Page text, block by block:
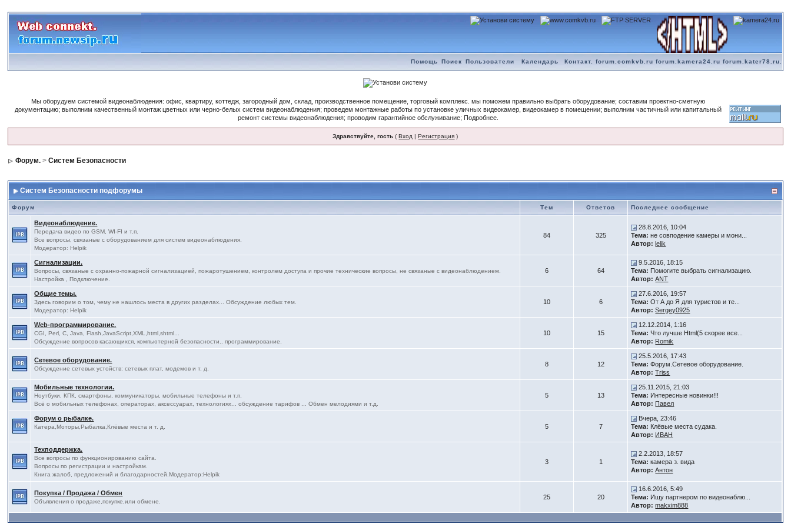
Помощь Поиск Пользователи Календарь Контакт. forum.comkvb.ru forum.kamera24.ru forum.kater78.ru.
Мы оборудуем системой видеонаблюдения: офис, квартиру, коттедж, загородный дом, склад, производственное помещение, торговый комплекс. мы поможем правильно выбрать оборудование; составим проектно-сметную
документацию; выполним качественный монтаж цветных или черно-белых систем видеонаблюдения; проведем монтажные работы по установке уличных видеокамер, видеокамер в помещении; выполним частичный или капитальный
ремонт системы видеонаблюдения; проводим гарантийное обслуживание; Подробнее.
Здравствуйте, гость (Вход |Регистрация )
Форум. >Систем Безопасности
Систем Безопасности подфорумы
Форум Тем Ответов Последнее сообщение
Видеонаблюдение.
Передача видео по GSM, WI-FI и т.п.
Все вопросы, связаные с оборудованием для систем видеонаблюдения.
Модератор: Helpik
84 325
28.8.2016, 10:04
Тема: не совподение камеры и мони...
Автор: lelik
Сигнализации.
Вопросы, связаные с охранно-пожарной сигнализацией, пожаротушением, контролем доступа и прочие технические вопросы, не связаные с видеонаблюдением.
Настройка , Подключение.
6 64
9.5.2016, 18:15
Тема: Помогите выбрать сигнализацию.
Автор: ANT
Общие темы.
Здесь говорим о том, чему не нашлось места в других разделах... Обсуждение любых тем.
Модератор: Helpik
10 6
27.6.2016, 19:57
Тема: От А до Я для туристов и те...
Автор: Sergey0925
Web-программирование.
CGI, Perl, C, Java, Flash,JavaScript,XML,html,shtml...
Обсуждение вопросов касающихся, компьютерной безопасности.. программирование.
10 15
12.12.2014, 1:16
Тема: Что лучше Html(5 скорее все...
Автор: Romik
Сетевое оборудование.
Обсуждение сетевых устойств: сетевых плат, модемов и т. д.
8 12
25.5.2016, 17:43
Тема: Форум.Сетевое оборудование.
Автор: Triss
Мобильные технологии.
Ноутбуки, КПК, смартфоны, коммуникаторы, мобильные телефоны и т.п.
Всё о мобильных телефонах, операторах, аксессуарах, технологиях... обсуждение тарифов ... Обмен мелодиями и т.д.
5 13
25.11.2015, 21:03
Тема: Интересные новинки!!!
Автор: Павел
Форум о рыбалке.
Катера,Моторы,Рыбалка,Клёвые места и т. д. 5 7
Вчера, 23:46
Тема: Клёвые места судака.
Автор: ИВАН
Техподдержка.
Все вопросы по функционированию сайта.
Вопросы по регистрации и настройкам.
Книга жалоб, предложений и благодарностей.Модератор:Helpik
3 1
2.2.2013, 18:57
Тема: камера з. вида
Автор: Антон
Покупка / Продажа / Обмен
Объявления о продаже,покупке,или обмене.
25 20
16.6.2016, 5:49
Тема: Ищу партнером по видеонаблю...
Автор: makxim888